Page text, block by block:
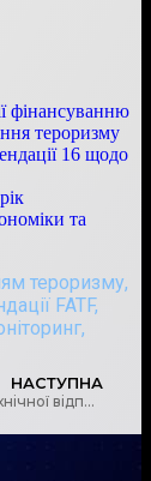
фінансуванню
тероризму
16 щодо
та
тероризму,
FATF,
,
НАСТУПНА
Оцінювання технічної відповідності та ефективності заходів ПВК/ФТ згідно з методологіями FATF (2013, 2022)